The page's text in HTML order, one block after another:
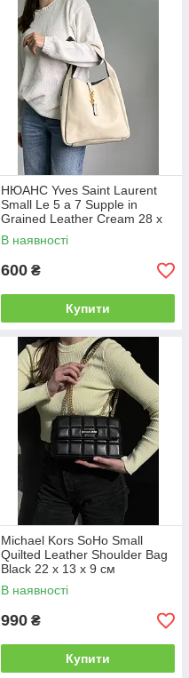
НЮАНС Yves Saint Laurent
Small Le 5 a 7 Supple in
Grained Leather Cream 28 х
28 х 8 см
В наявності
600 ₴
Купити
Michael Kors SoHo Small
Quilted Leather Shoulder Bag
Black 22 х 13 х 9 см
В наявності
990 ₴
Купити